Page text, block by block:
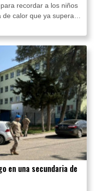
recordar a los niños
calor que ya supera
en una secundaria de